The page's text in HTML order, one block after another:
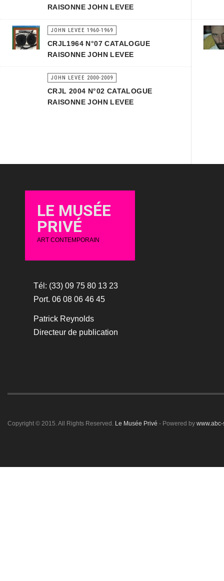
RAISONNE JOHN LEVEE
JOHN LEVEE 1960-1969
CRJL1964 N°07 CATALOGUE
RAISONNE JOHN LEVEE
JOHN LEVEE 2000-2009
CRJL 2004 N°02 CATALOGUE
RAISONNE JOHN LEVEE
LE MUSÉE
PRIVÉ
ART CONTEMPORAIN
Tél: (33) 09 75 80 13 23
Port. 06 08 06 46 45
Patrick Reynolds
Directeur de publication
Copyright © 2015. All Rights Reserved. Le Musée Privé - Powered by